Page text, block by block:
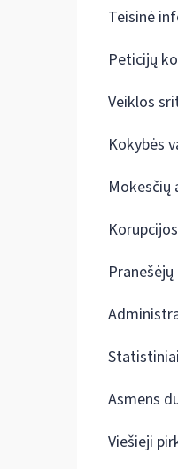
Teisinė
Peticijų
Veiklos
Kokybės
Asmens
Viešieji